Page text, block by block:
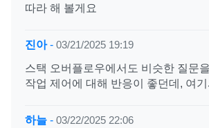
따라 해 볼게요
진아- 03/21/2025 19:19
스택 오버플로우에서도 비슷한 질문
작업 제어에 대해 반응이 좋던데, 여
하늘 - 03/22/2025 22:06